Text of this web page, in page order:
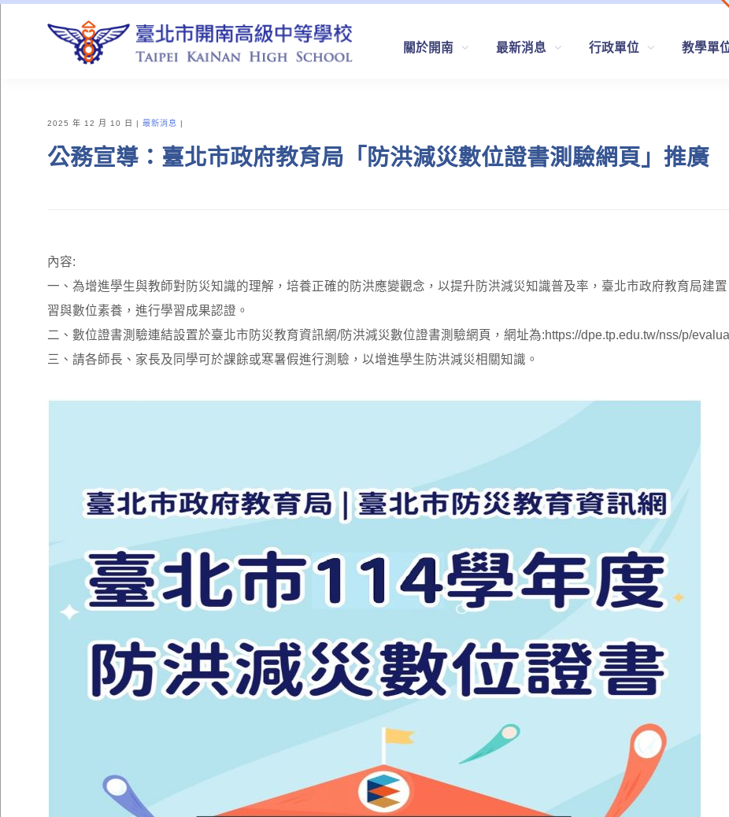
關於開南 最新消息 行政單位 教學單
QUICK LINKS
2025 年 12 月 10 日 最新消息
公務宣導：臺北市政府教育局「防洪減災數位證書測驗網頁」推廣
內容:
一、為增進學生與教師對防災知識的理解，培養正確的防洪應變觀念，以提升防洪減災知識普及率，臺北市政府教育局建
習與數位素養，進行學習成果認證。
二、數位證書測驗連結設置於臺北市防災教育資訊網/防洪減災數位證書測驗網頁，網址為:https://dpe.tp.edu.tw/nss/p/
三、請各師長、家長及同學可於課餘或寒暑假進行測驗，以增進學生防洪減災相關知識。